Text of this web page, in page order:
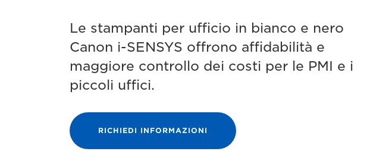
Le stampanti per ufficio in bianco e nero
Canon i-SENSYS offrono affidabilità e
maggiore controllo dei costi per le PMI e i
piccoli uffici.
RICHIEDI INFORMAZIONI